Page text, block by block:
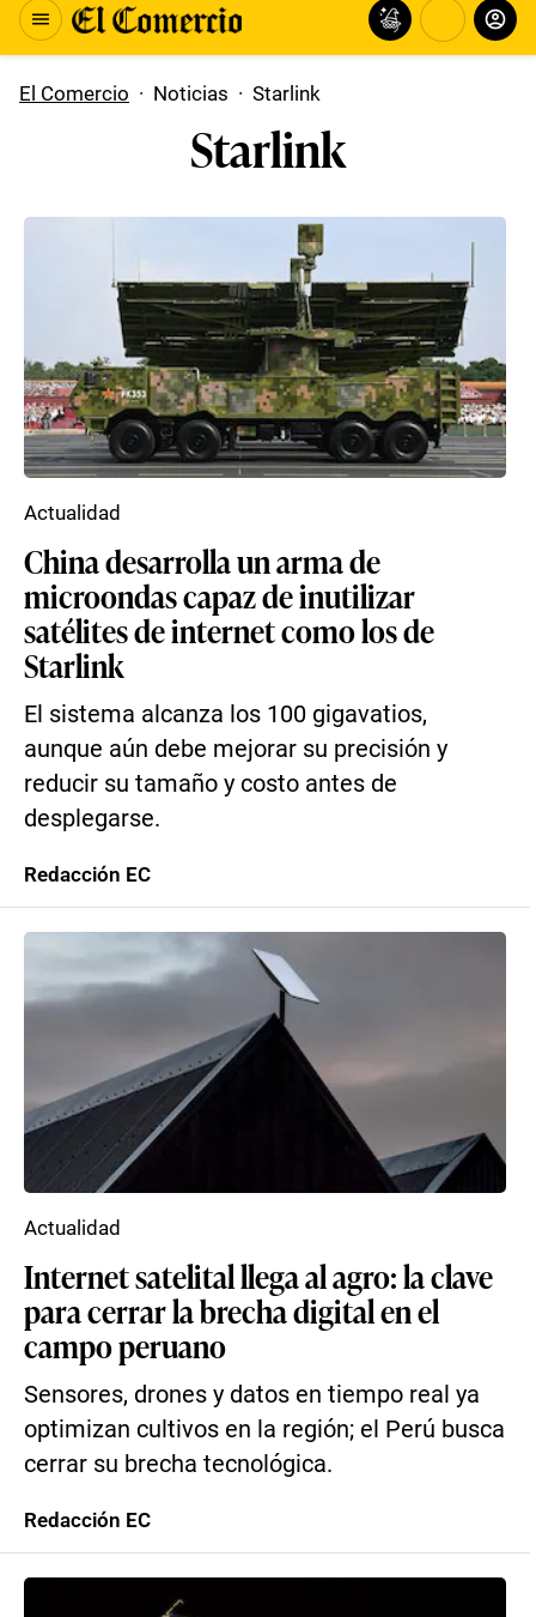
El Comercio · Noticias · Starlink
Starlink
China desarrolla un arma de
microondas capaz de inutilizar
satélites de internet como los de
Starlink
El sistema alcanza los 100 gigavatios,
aunque aún debe mejorar su precisión y
reducir su tamaño y costo antes de
desplegarse.
Actualidad
Redacción EC
Internet satelital llega al agro: la clave
para cerrar la brecha digital en el
campo peruano
Sensores, drones y datos en tiempo real ya
optimizan cultivos en la región; el Perú busca
cerrar su brecha tecnológica.
Actualidad
Redacción EC